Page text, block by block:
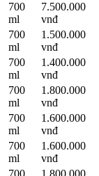
700
ml
7.500.000
vnđ
700
ml
1.500.000
vnđ
700
ml
1.400.000
vnđ
700
ml
1.800.000
vnđ
700
ml
1.600.000
vnđ
700
ml
1.600.000
vnđ